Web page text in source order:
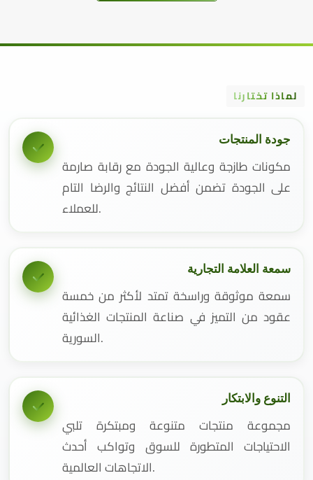
لماذا تختارنا
جودة المنتجات
مكونات طازجة وعالية الجودة مع رقابة صارمة
على الجودة تضمن أفضل النتائج والرضا التام
للعملاء.
سمعة العلامة التجارية
سمعة موثوقة وراسخة تمتد لأكثر من خمسة
عقود من التميز في صناعة المنتجات الغذائية
السورية.
التنوع والابتكار
مجموعة منتجات متنوعة ومبتكرة تلبي
الاحتياجات المتطورة للسوق وتواكب أحدث
الاتجاهات العالمية.